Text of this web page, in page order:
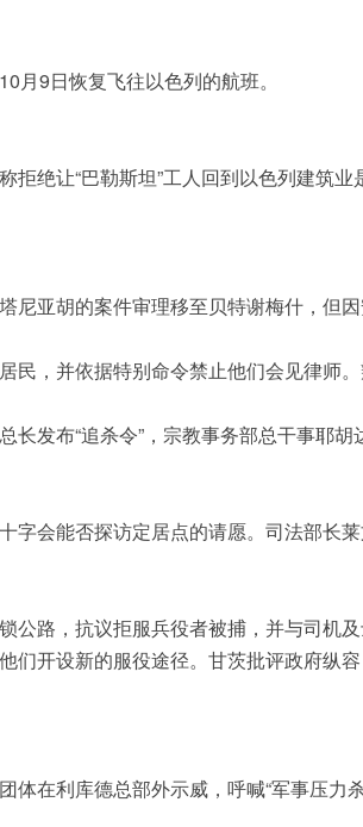
月9日恢复飞往以色列的航班。
拒绝让“巴勒斯坦”工人回到以色列建筑
尼亚胡的案件审理移至贝特谢梅什，但
民，并依据特别命令禁止他们会见律师
长发布“追杀令”，宗教事务部总干事耶
字会能否探访定居点的请愿。司法部长
公路，抗议拒服兵役者被捕，并与司机
们开设新的服役途径。甘茨批评政府纵
体在利库德总部外示威，呼喊“军事压力